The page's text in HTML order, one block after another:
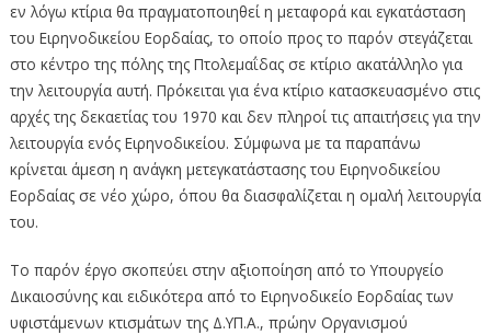
εν λόγω κτίρια θα πραγματοποιηθεί η μεταφορά και εγκατάσταση
του Ειρηνοδικείου Εορδαίας, το οποίο προς το παρόν στεγάζεται
στο κέντρο της πόλης της Πτολεμαΐδας σε κτίριο ακατάλληλο για
την λειτουργία αυτή. Πρόκειται για ένα κτίριο κατασκευασμένο στις
αρχές της δεκαετίας του 1970 και δεν πληροί τις απαιτήσεις για την
λειτουργία ενός Ειρηνοδικείου. Σύμφωνα με τα παραπάνω
κρίνεται άμεση η ανάγκη μετεγκατάστασης του Ειρηνοδικείου
Εορδαίας σε νέο χώρο, όπου θα διασφαλίζεται η ομαλή λειτουργία
του.
Το παρόν έργο σκοπεύει στην αξιοποίηση από το Υπουργείο
Δικαιοσύνης και ειδικότερα από το Ειρηνοδικείο Εορδαίας των
υφιστάμενων κτισμάτων της Δ.ΥΠ.Α., πρώην Οργανισμού